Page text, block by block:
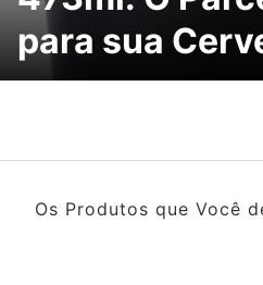
para sua
Os Produtos que Você